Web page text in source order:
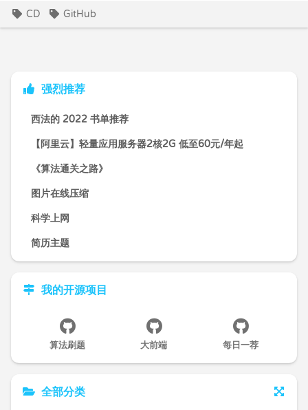
CD GitHub
强烈推荐
西法的 2022 书单推荐
【阿里云】轻量应用服务器2核2G 低至60元/年起
《算法通关之路》
图片在线压缩
科学上网
简历主题
我的开源项目
算法刷题 大前端 每日一荐
全部分类